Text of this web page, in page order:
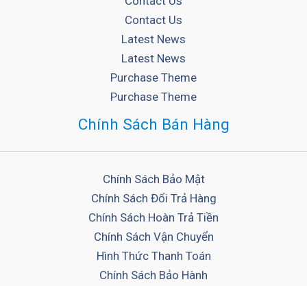
Contact Us
Latest News
Latest News
Purchase Theme
Purchase Theme
Chính Sách Bán Hàng
Chính Sách Bảo Mật
Chính Sách Đổi Trả Hàng
Chính Sách Hoàn Trả Tiền
Chính Sách Vận Chuyển
Hình Thức Thanh Toán
Chính Sách Bảo Hành